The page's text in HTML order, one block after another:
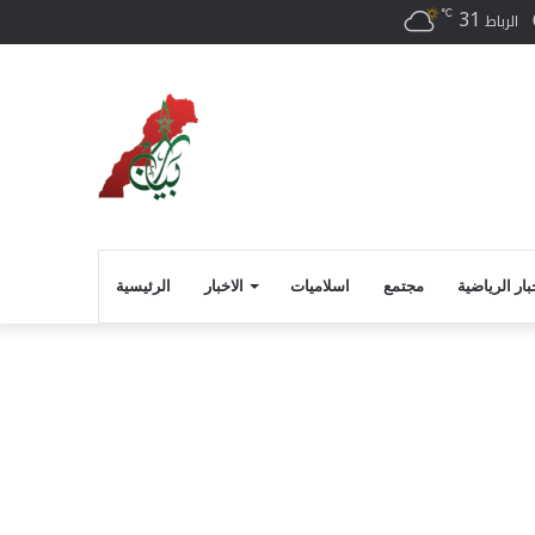
فيسبوك
الرباط 31
℃
الرئيسية الاخبار اسلاميات مجتمع الرياضية